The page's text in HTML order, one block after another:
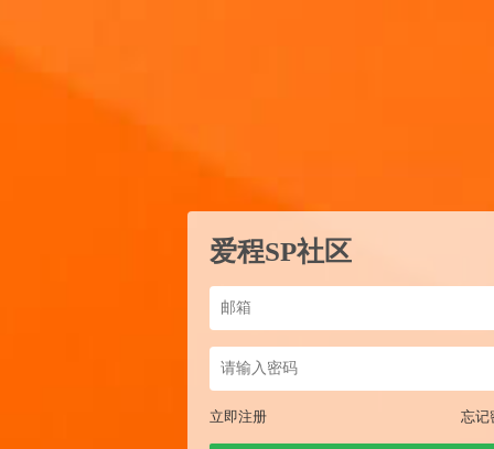
爱程SP社区
立即注册 忘记